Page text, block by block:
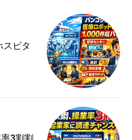
スピタ